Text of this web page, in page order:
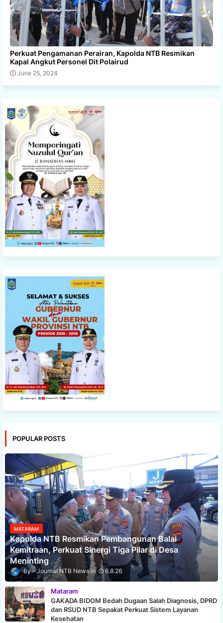
Perkuat Pengamanan Perairan, Kapolda NTB Resmikan
Kapal Angkut Personel Dit Polairud
June 25, 2024
POPULAR POSTS
MATARAM
Kapolda NTB Resmikan Pembangunan Balai
Kemitraan, Perkuat Sinergi Tiga Pilar di Desa
Meninting
Journal NTB News 6.8.26
Mataram
GAKADA BIDOM Bedah Dugaan Salah Diagnosis, DPRD
dan RSUD NTB Sepakat Perkuat Sistem Layanan
Kesehatan